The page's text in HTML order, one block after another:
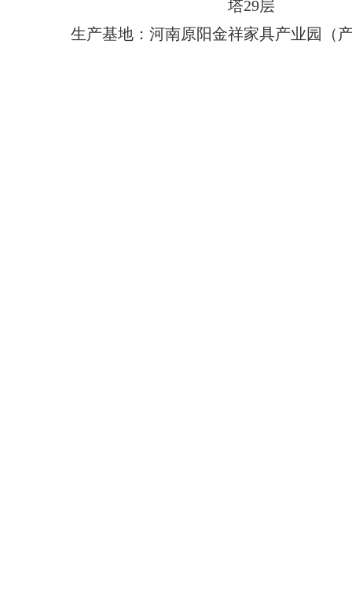
塔29层
生产基地：河南原阳金祥家具产业园（